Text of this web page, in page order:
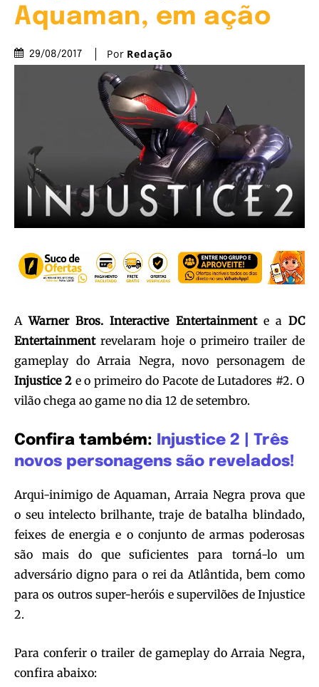
Aquaman, em ação
29/08/2017 Por Redação
AWarner Bros. Interactive Entertainmente aDC
Entertainmentrevelaram hoje o primeiro trailer de
gameplay do Arraia Negra, novo personagem de
Injustice 2e o primeiro do Pacote de Lutadores #2. O
vilão chega ao game no dia 12 de setembro.
Confira também:
Injustice 2 | Três
novos personagens são revelados!
Arqui-inimigo de Aquaman, Arraia Negra prova que
o seu intelecto brilhante, traje de batalha blindado,
feixes de energia e o conjunto de armas poderosas
são mais do que suficientes para torná-lo um
adversário digno para o rei da Atlântida, bem como
para os outros super-heróis e supervilões de Injustice
2.
Para conferir o trailer de gameplay do Arraia Negra,
confira abaixo: